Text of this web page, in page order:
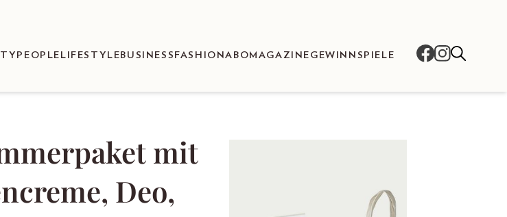
PEOPLE LIFESTYLEBUSINESS FASHIONABOMAGAZINE GEWINNSPIELE
mit
Deo,